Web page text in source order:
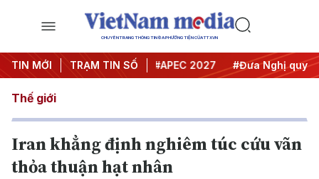
CHUYÊN TRANG THÔNG TIN ĐA PHƯƠNG TIỆN CỦA TTXVN
TIN MỚI TRẠM TIN SỐ
#Hội nghị Trung ương 3 #APEC 2027 #Đưa Nghị quyết
Thế giới
Iran khẳng định nghiêm túc cứu vãn
thỏa thuận hạt nhân